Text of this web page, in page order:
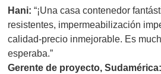
Hani: “¡Una casa contenedor
resistentes, impermeabilización
calidad-precio inmejorable. Es
esperaba.”
Gerente de proyecto, Sudamérica: